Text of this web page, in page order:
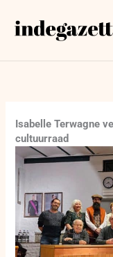
naar
Isabelle Terwagne
cultuurraad